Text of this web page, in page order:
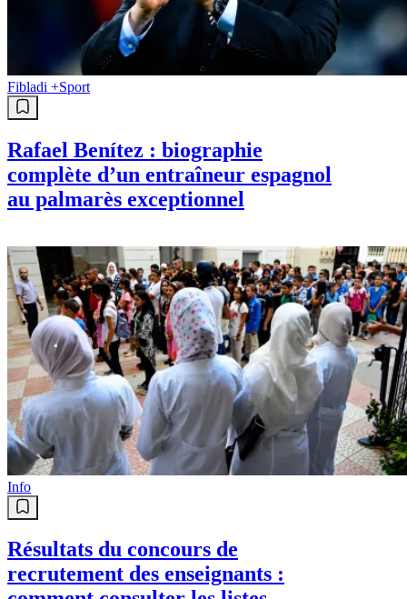
Fibladi +Sport
Rafael Benítez : biographie
complète d’un entraîneur espagnol
au palmarès exceptionnel
Info
Résultats du concours de
recrutement des enseignants :